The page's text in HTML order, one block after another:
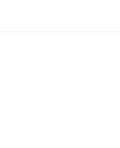
ブを外して素
部に手を差し
ことを実感し